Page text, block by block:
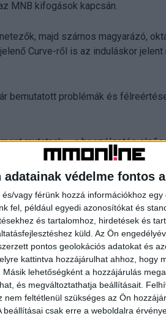
adatainak védelme fontos
vagy férünk hozzá információkhoz
fel, például egyedi azonosítókat és
és tartalomhoz, hirdetések és
küld. Az Ön
pontos geolokációs adatokat és
kattintva hozzájárulhat ahhoz, hogy
lehetőségként a hozzájárulás
és megváltoztathatja beállításait.
nem feltétlenül szükséges az Ön
beállításai csak erre a weboldalra
MNB kifogások kapcsán.
majd számos magyarázó,
Curve-ről is az induláskor jelent
bemutatott problémák és
mutatnak – a beszélgetés
Google Pay, amely kapcsán
lehetőségekről beszélnek a
egy összehasonlításra alkalmas
megjelenések arányát. Így a
alapján a következő
Az általános ellenérzést és